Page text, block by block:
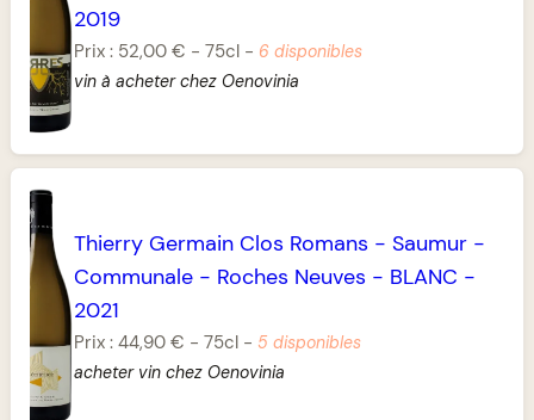
2019
Prix : 52,00 € - 75cl- 6 disponibles
vin à acheter chez Oenovinia
Thierry Germain Clos Romans - Saumur-
Communale- Roches Neuves - BLANC -
2021
Prix : 44,90 € - 75cl- 5 disponibles
acheter vin chez Oenovinia